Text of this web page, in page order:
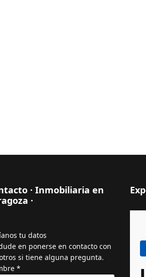
· Inmobiliaria en
·
tu datos
en ponerse en contacto con
si tiene alguna pregunta.
*